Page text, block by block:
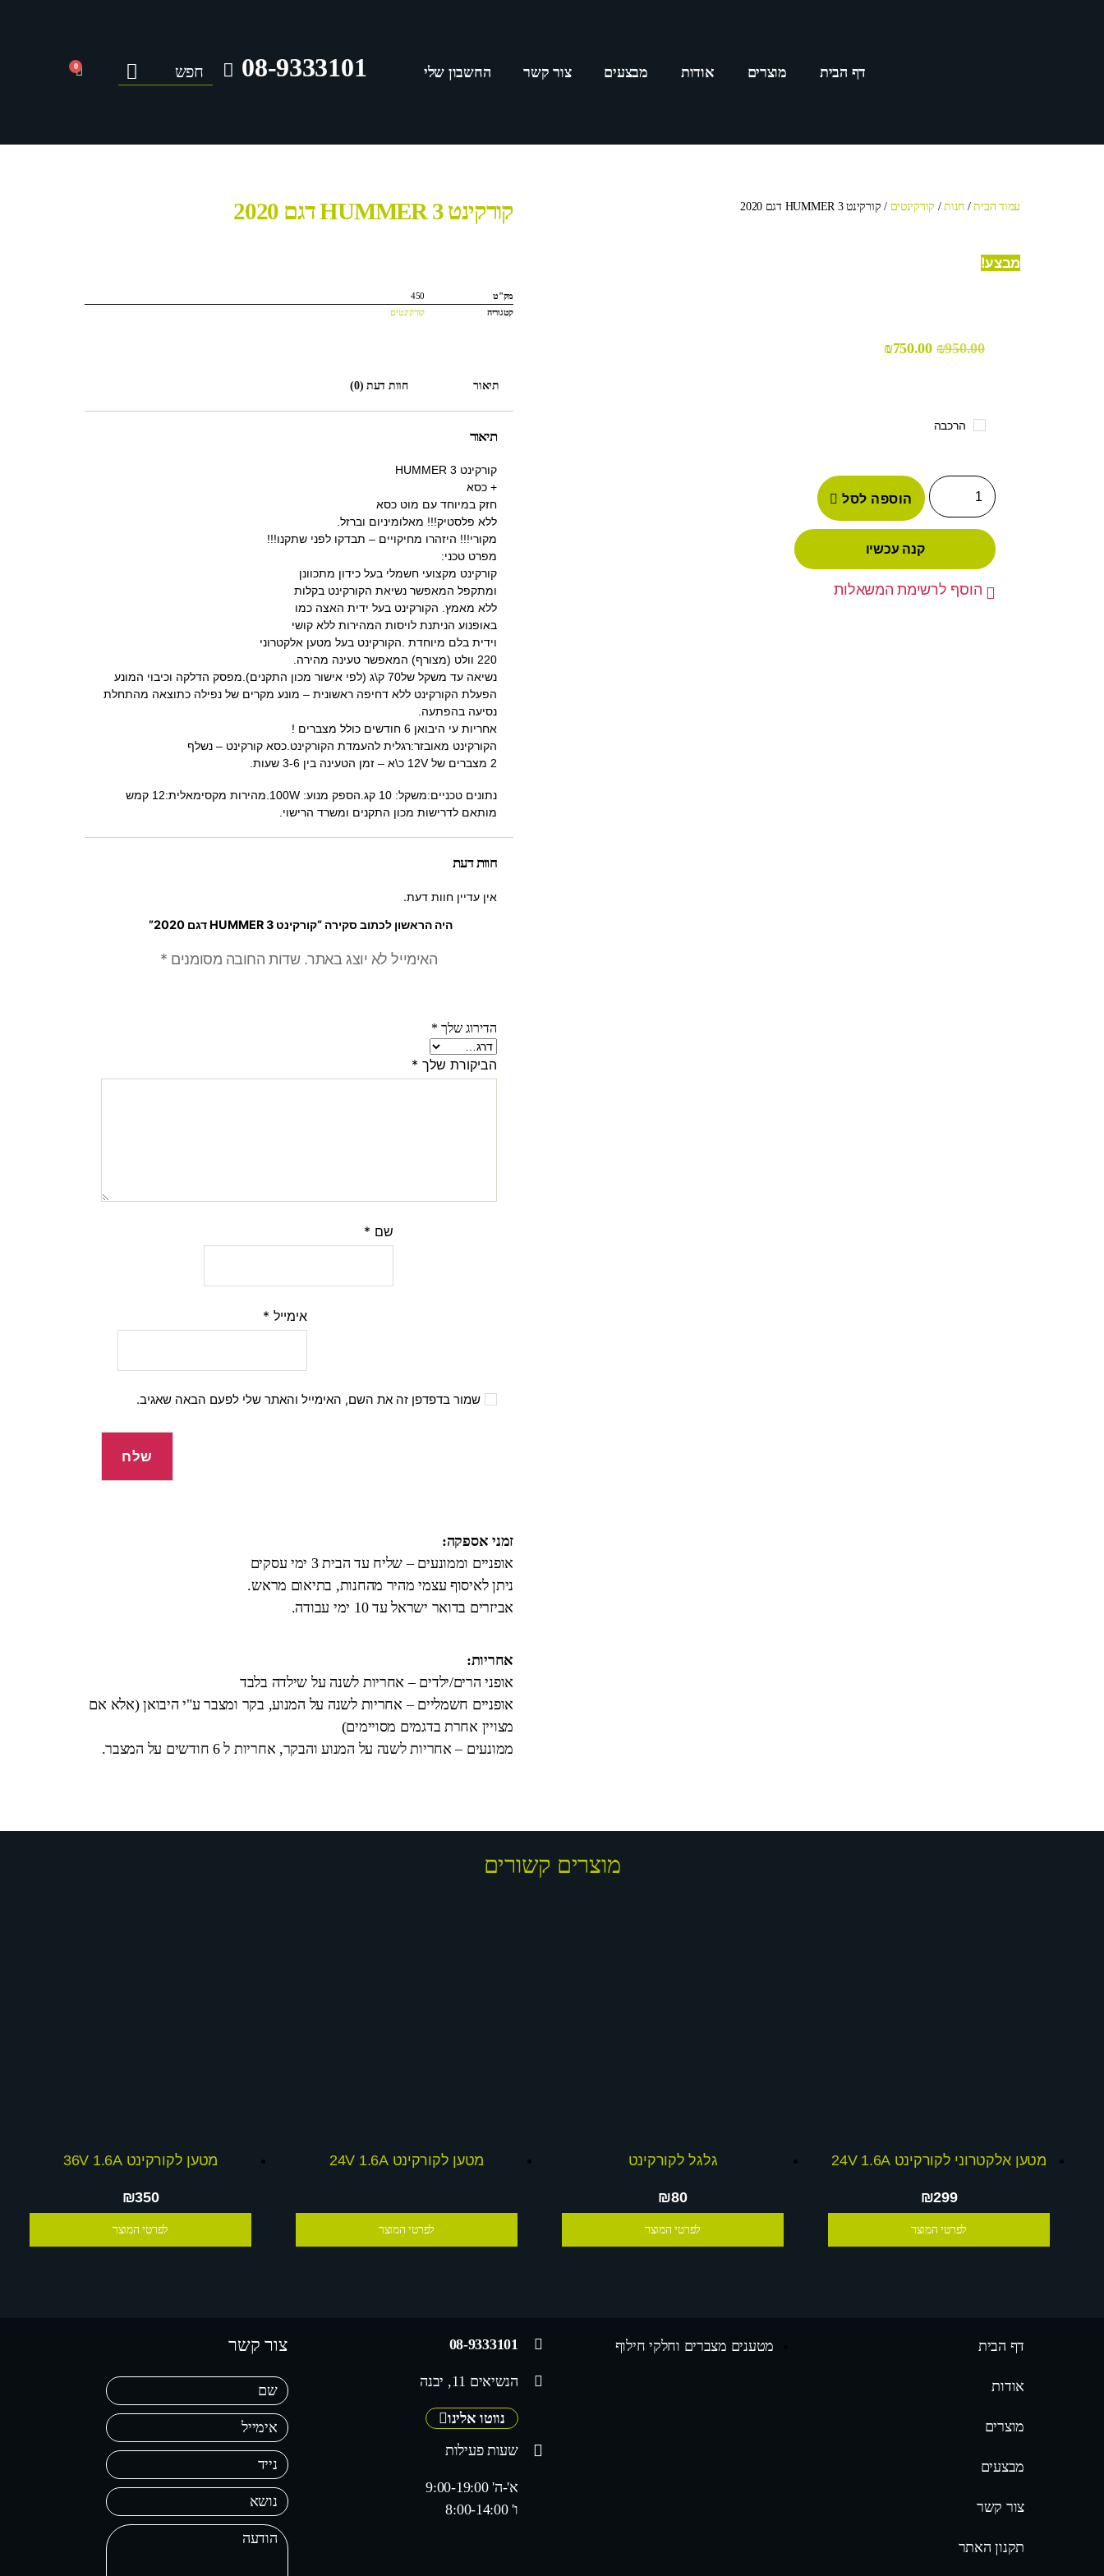
דף הבית מוצרים אודות מבצעים צור קשר החשבון שלי 08-9333101
0
עמוד הבית/ חנות/ קורקינטים / קורקינט HUMMER 3 דגם 2020
מבצע!
₪950.00
₪750.00
הרכבה
הוספה לסל
קנה עכשיו
הוסף לרשימת המשאלות
קורקינט HUMMER 3 דגם 2020
מק"ט
450
קטגוריה
קורקינטים
תיאור חוות דעת (0)
תיאור
קורקינט HUMMER 3
+ כסא
חזק במיוחד עם מוט כסא
ללא פלסטיק!!! מאלומיניום וברזל.
מקורי!!! היזהרו מחיקויים – תבדקו לפני שתקנו!!!
מפרט טכני:
קורקינט מקצועי חשמלי בעל כידון מתכוונן
ומתקפל המאפשר נשיאת הקורקינט בקלות
ללא מאמץ. הקורקינט בעל ידית האצה כמו
באופנוע הניתנת לויסות המהירות ללא קושי
וידית בלם מיוחדת .הקורקינט בעל מטען אלקטרוני
220 וולט (מצורף) המאפשר טעינה מהירה.
נשיאה עד משקל של70 ק\ג (לפי אישור מכון התקנים).מפסק הדלקה וכיבוי המונע
הפעלת הקורקינט ללא דחיפה ראשונית – מונע מקרים של נפילה כתוצאה מהתחלת
נסיעה בהפתעה.
אחריות עי היבואן 6 חודשים כולל מצברים !
הקורקינט מאובזר:רגלית להעמדת הקורקינט.כסא קורקינט – נשלף
2 מצברים של 12V כ\א – זמן הטעינה בין 3-6 שעות.
נתונים טכניים:משקל: 10 קג.הספק מנוע: 100W.מהירות מקסימאלית:12 קמש
מותאם לדרישות מכון התקנים ומשרד הרישוי.
חוות דעת
אין עדיין חוות דעת.
היה הראשון לכתוב סקירה “קורקינט HUMMER 3 דגם 2020”
האימייל לא יוצג באתר. שדות החובה מסומנים *
הדירוג שלך *
הביקורת שלך *
שם *
אימייל *
שמור בדפדפן זה את השם, האימייל והאתר שלי לפעם הבאה שאגיב.
זמני אספקה:
אופניים וממונעים – שליח עד הבית 3 ימי עסקים
ניתן לאיסוף עצמי מהיר מהחנות, בתיאום מראש.
אביזרים בדואר ישראל עד 10 ימי עבודה.
אחריות:
אופני הרים/ילדים – אחריות לשנה על שילדה בלבד
אופניים חשמליים – אחריות לשנה על המנוע, בקר ומצבר ע"י היבואן (אלא אם
מצויין אחרת בדגמים מסויימים)
ממונעים – אחריות לשנה על המנוע והבקר, אחריות ל 6 חודשים על המצבר.
מוצרים קשורים
מטען אלקטרוני לקורקינט 24V 1.6A
₪299
לפרטי המוצר
גלגל לקורקינט
₪80
לפרטי המוצר
מטען לקורקינט 24V 1.6A
לפרטי המוצר
מטען לקורקינט 36V 1.6A
₪350
לפרטי המוצר
דף הבית
אודות
מוצרים
מבצעים
צור קשר
תקנון האתר
מטענים מצברים וחלקי חילוף 08-9333101
הנשיאים 11, יבנה
נווטו אלינו
שעות פעילות
א'-ה' 9:00-19:00
ו' 8:00-14:00
צור קשר